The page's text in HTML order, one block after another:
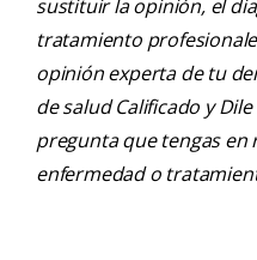
sustituir la opinión, el
tratamiento
opinión experta de tu
de salud Calificado y
pregunta que tengas en
enfermedad o